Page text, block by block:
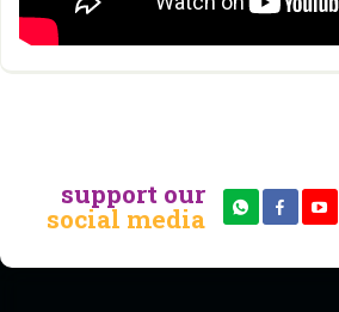
support our
social media